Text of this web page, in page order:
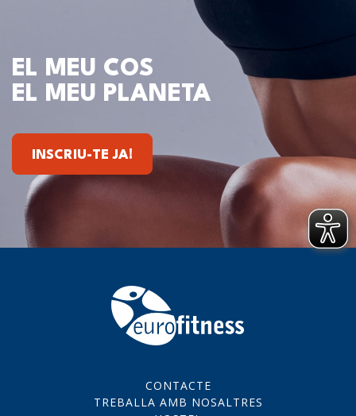
EL MEU COS
EL MEU PLANETA
INSCRIU-TE JA!
CONTACTE
TREBALLA AMB NOSALTRES